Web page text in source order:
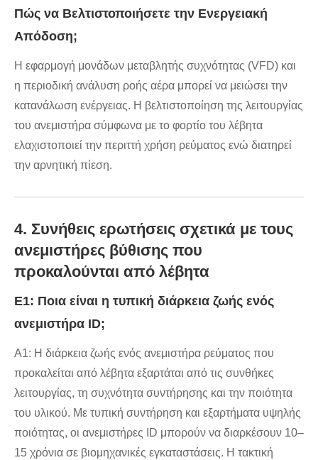
Πώς να Βελτιστοποιήσετε την Ενεργειακή
Απόδοση;
Η εφαρμογή μονάδων μεταβλητής συχνότητας (VFD) και
η περιοδική ανάλυση ροής αέρα μπορεί να μειώσει την
κατανάλωση ενέργειας. Η βελτιστοποίηση της λειτουργίας
του ανεμιστήρα σύμφωνα με το φορτίο του λέβητα
ελαχιστοποιεί την περιττή χρήση ρεύματος ενώ διατηρεί
την αρνητική πίεση.
4. Συνήθεις ερωτήσεις σχετικά με τους
ανεμιστήρες βύθισης που
προκαλούνται από λέβητα
Ε1: Ποια είναι η τυπική διάρκεια ζωής ενός
ανεμιστήρα ID;
A1: Η διάρκεια ζωής ενός ανεμιστήρα ρεύματος που
προκαλείται από λέβητα εξαρτάται από τις συνθήκες
λειτουργίας, τη συχνότητα συντήρησης και την ποιότητα
του υλικού. Με τυπική συντήρηση και εξαρτήματα υψηλής
ποιότητας, οι ανεμιστήρες ID μπορούν να διαρκέσουν 10–
15 χρόνια σε βιομηχανικές εγκαταστάσεις. Η τακτική